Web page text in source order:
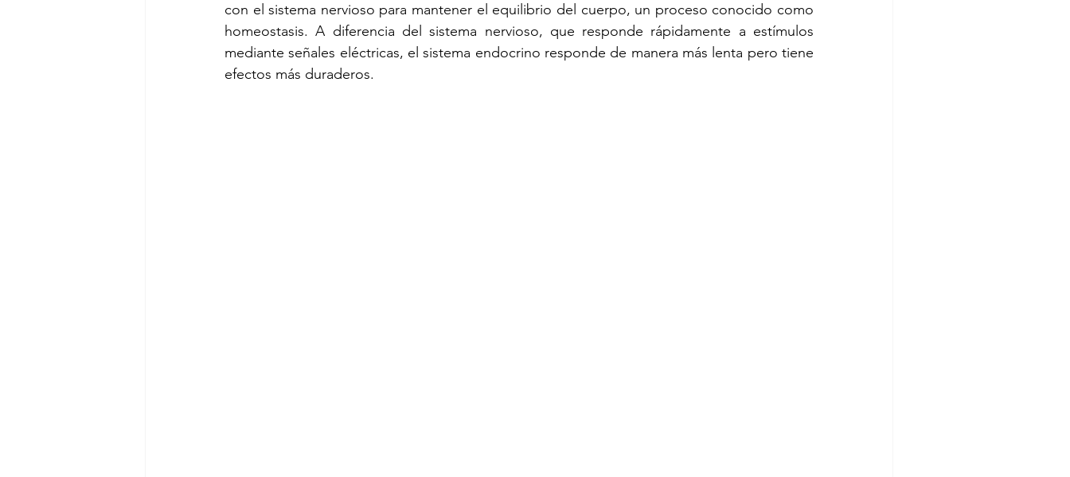
Síndrome Prader Willi
con el sistema nervioso para mantener el equilibrio del cuerpo, un proceso conocido como
homeostasis. A diferencia del sistema nervioso, que responde rápidamente a estímulos
mediante señales eléctricas, el sistema endocrino responde de manera más lenta pero tiene
efectos más duraderos.